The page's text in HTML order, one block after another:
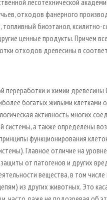
отходов фанерного
топливный биоэтанол,
ценные продукты. Причем
отходов древесины в
переработки и химии
богатых живыми клетками
активность многих
системы, а также определены
функционирования
Главное отличие на
от патогенов и других
вещества, в том
из других животных. Это